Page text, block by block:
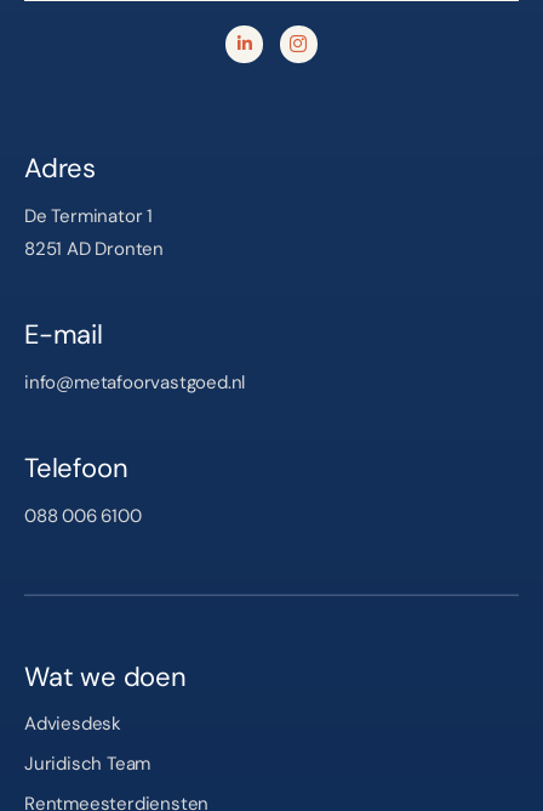
Adres
De Terminator 1
8251 AD Dronten
E-mail
info@metafoorvastgoed.nl
Telefoon
088 006 6100
Wat we doen
Adviesdesk
Juridisch Team
Rentmeesterdiensten